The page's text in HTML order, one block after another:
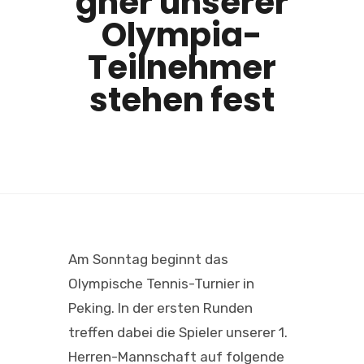
Olympia-
Teilnehmer
stehen fest
Am Sonntag beginnt das
Olympische Tennis-Turnier in
Peking. In der ersten Runden
treffen dabei die Spieler unserer 1.
Herren-Mannschaft auf folgende